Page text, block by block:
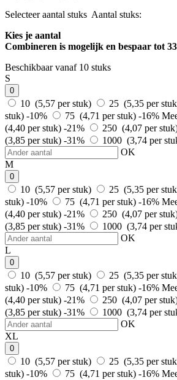
Selecteer aantal stuks Aantal stuks:
Kies je aantal
Combineren is mogelijk en bespaar tot
Beschikbaar vanaf 10 stuks
S
0
10 (5,57 per stuk) 25 (5,35 per
stuk) -10% 75 (4,71 per stuk) -16%
(4,40 per stuk) -21% 250 (4,07 per
(3,85 per stuk) -31% 1000 (3,74 per
OK
M
0
10 (5,57 per stuk) 25 (5,35 per
stuk) -10% 75 (4,71 per stuk) -16%
(4,40 per stuk) -21% 250 (4,07 per
(3,85 per stuk) -31% 1000 (3,74 per
OK
L
0
10 (5,57 per stuk) 25 (5,35 per
stuk) -10% 75 (4,71 per stuk) -16%
(4,40 per stuk) -21% 250 (4,07 per
(3,85 per stuk) -31% 1000 (3,74 per
OK
XL
0
10 (5,57 per stuk) 25 (5,35 per
stuk) -10% 75 (4,71 per stuk) -16%